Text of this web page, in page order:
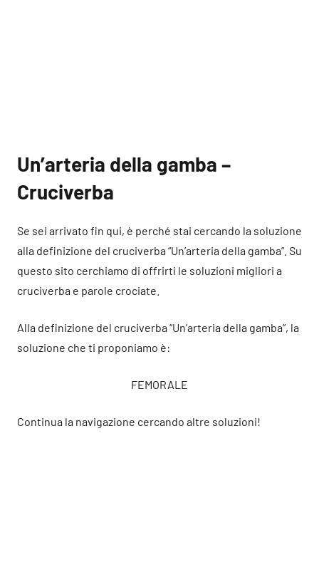
Un’arteria della gamba –
Cruciverba
Se sei arrivato fin qui, è perché stai cercando la soluzione
alla definizione del cruciverba “Un’arteria della gamba”. Su
questo sito cerchiamo di offrirti le soluzioni migliori a
cruciverba e parole crociate.
Alla definizione del cruciverba “Un’arteria della gamba”, la
soluzione che ti proponiamo è:
FEMORALE
Continua la navigazione cercando altre soluzioni!